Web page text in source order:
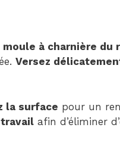
à charnière du
Versez
la surface pour un
afin d’éliminer